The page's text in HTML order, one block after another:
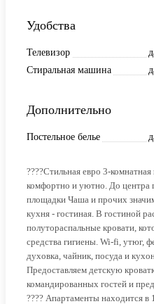
Удобства
Телевизор
Стиральная машина
Дополнительно
Постельное белье
????Стильная евро 3-
комфортно и уютно. До центра
площадки Чаша и прочих
кухня - гостиная. В гостиной
полутораспальные кровати,
средства гигиены. Wi-fi, утюг,
духовка, чайник, посуда и
Предоставляем детскую
командированных гостей и
???? Апартаменты находится в